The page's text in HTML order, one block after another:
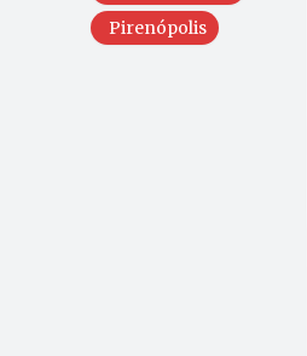
Pirenópolis